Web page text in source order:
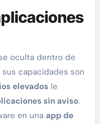
oculta dentro de
sus capacidades son
elevadosle
sin aviso.
en una app de